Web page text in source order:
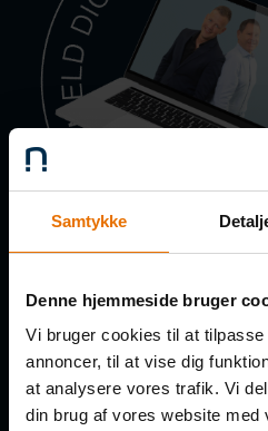
Samtykke
Denne hjemmeside bruger
Vi bruger cookies til at
annoncer, til at vise dig
at analysere vores trafik. Vi
din brug af vores website med
Få de nye afsnit
indbakke
FORNAVN